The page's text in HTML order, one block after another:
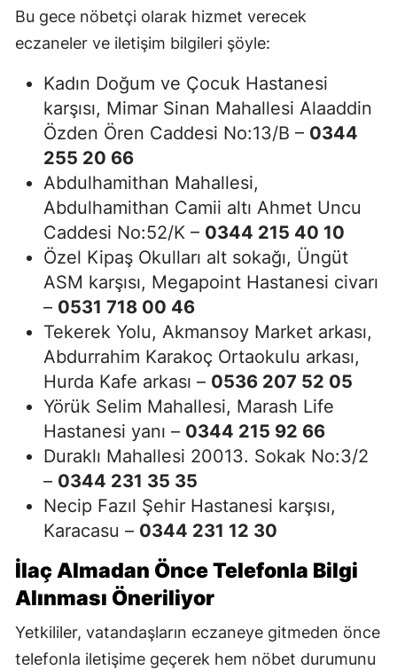
Bu gece nöbetçi olarak hizmet verecek
eczaneler ve iletişim bilgileri şöyle:
Kadın Doğum ve Çocuk Hastanesi
karşısı, Mimar Sinan Mahallesi Alaaddin
Özden Ören Caddesi No:13/B – 0344
255 20 66
Abdulhamithan Mahallesi,
Abdulhamithan Camii altı Ahmet Uncu
Caddesi No:52/K – 0344 215 40 10
Özel Kipaş Okulları alt sokağı, Üngüt
ASM karşısı, Megapoint Hastanesi civarı
– 0531 718 00 46
Tekerek Yolu, Akmansoy Market arkası,
Abdurrahim Karakoç Ortaokulu arkası,
Hurda Kafe arkası – 0536 207 52 05
Yörük Selim Mahallesi, Marash Life
Hastanesi yanı – 0344 215 92 66
Duraklı Mahallesi 20013. Sokak No:3/2
– 0344 231 35 35
Necip Fazıl Şehir Hastanesi karşısı,
Karacasu – 0344 231 12 30
İlaç Almadan Önce Telefonla Bilgi
Alınması Öneriliyor
Yetkililer, vatandaşların eczaneye gitmeden önce
telefonla iletişime geçerek hem nöbet durumunu